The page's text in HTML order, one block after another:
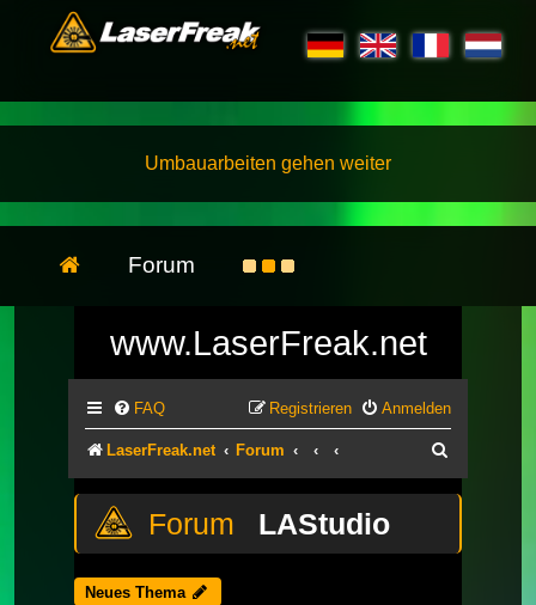
Umbauarbeiten gehen weiter
Forum
www.LaserFreak.net
FAQ Anmelden
Registrieren
LaserFreak.net Forum
LAStudio
Neues Thema